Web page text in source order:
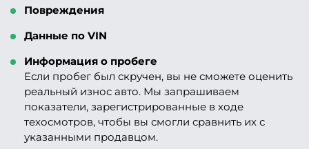
Повреждения
Данные по VIN
Информация о пробеге
Если пробег был скручен, вы не сможете оценить
реальный износ авто. Мы запрашиваем
показатели, зарегистрированные в ходе
техосмотров, чтобы вы смогли сравнить их с
указанными продавцом.